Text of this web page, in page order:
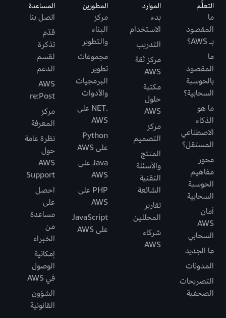
التعلُّم
ما
المقصود
بـ AWS؟
ما
المقصود
بالحوسبة
السحابية؟
ما هو
الذكاء
الاصطناعي
المستقل؟
محور
مفاهيم
الحوسبة
السحابية
أمان
AWS
السحابي
ما الجديد
المدونات
التصريحات
الصحفية
الموارد
بدء
الاستخدام
التدريب
مركز ثقة
AWS
مكتبة
حلول
AWS
مركز
التصميم
المنتج
والأسئلة
التقنية
الشائعة
تقارير
المحللين
شركاء
AWS
المطورين
مركز
البناء
والتطوير
مجموعات
تطوير
البرمجيات
والأدوات
.NET على
AWS
Python
على AWS
Java على
AWS
PHP على
AWS
JavaScript
على AWS
المساعدة
اتصل بنا
قدّم
تذكرة
لقسم
الدعم
AWS
re:Post
مركز
المعرفة
نظرة عامة
حول
AWS
Support
احصل
على
مساعدة
من
الخبراء
إمكانية
الوصول
في AWS
الشؤون
القانونية